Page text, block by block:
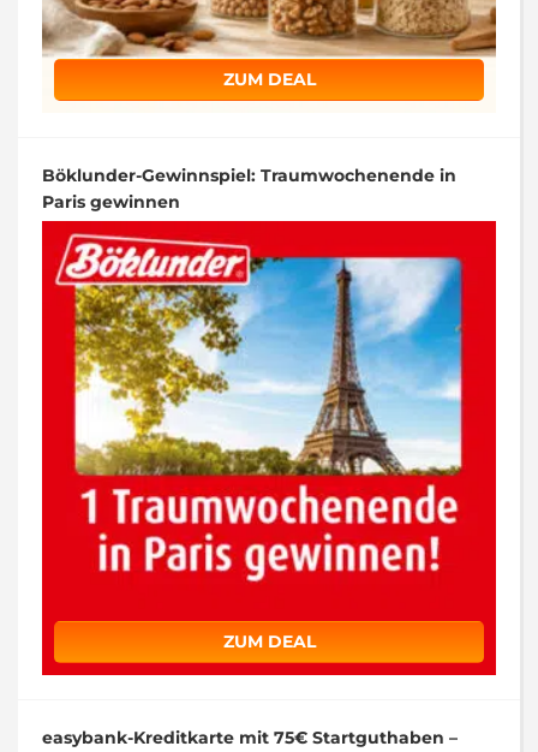
ZUM DEAL
Böklunder-Gewinnspiel: Traumwochenende in
Paris gewinnen
ZUM DEAL
easybank-Kreditkarte mit 75€ Startguthaben –